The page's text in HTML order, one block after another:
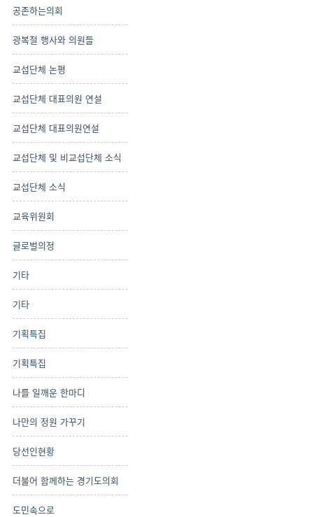
공존하는의회
광복절 행사와 의원들
교섭단체 논평
교섭단체 대표의원 연설
교섭단체 대표의원연설
교섭단체 및 비교섭단체 소식
교섭단체 소식
교육위원회
글로벌의정
기타
기타
기획특집
기획특집
나를 일깨운 한마디
나만의 정원 가꾸기
당선인현황
더불어 함께하는 경기도의회
도민속으로